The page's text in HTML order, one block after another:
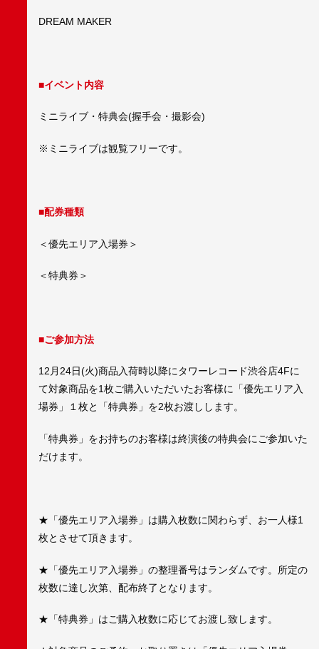
DREAM MAKER
■イベント内容
ミニライブ・特典会(握手会・撮影会)
※ミニライブは観覧フリーです。
■配券種類
＜優先エリア入場券＞
＜特典券＞
■ご参加方法
12月24日(火)商品入荷時以降にタワーレコード渋谷店4Fに
て対象商品を1枚ご購入いただいたお客様に「優先エリア入
場券」１枚と「特典券」を2枚お渡しします。
「特典券」をお持ちのお客様は終演後の特典会にご参加いた
だけます。
★「優先エリア入場券」は購入枚数に関わらず、お一人様1
枚とさせて頂きます。
★「優先エリア入場券」の整理番号はランダムです。所定の
枚数に達し次第、配布終了となります。
★「特典券」はご購入枚数に応じてお渡し致します。